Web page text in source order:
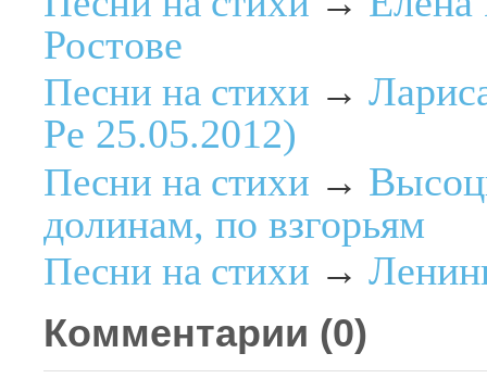
Ростове
Песни на стихи →
Ре 25.05.2012)
Песни на стихи →
долинам, по взгорьям
Песни на стихи →
Комментарии (0)